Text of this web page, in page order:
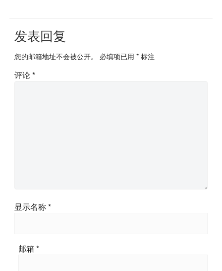
发表回复
您的邮箱地址不会被公开。 必填项已用 *标注
评论*
显示名称*
邮箱 *